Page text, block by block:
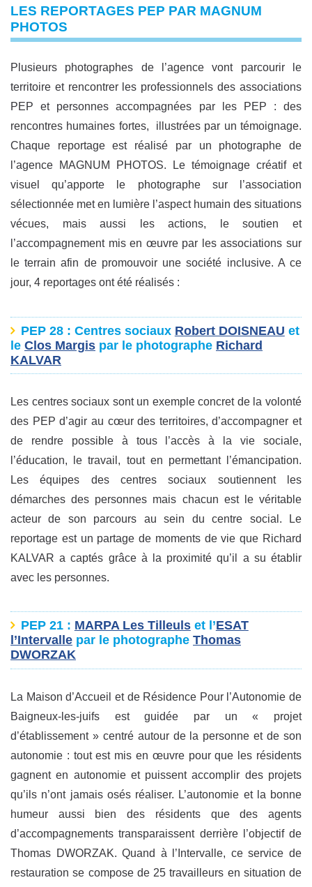
LES REPORTAGES PEP PAR MAGNUM
PHOTOS
Plusieurs photographes de l’agence vont parcourir le
territoire et rencontrer les professionnels des associations
PEP et personnes accompagnées par les PEP : des
rencontres humaines fortes, illustrées par un témoignage.
Chaque reportage est réalisé par un photographe de
l’agence MAGNUM PHOTOS. Le témoignage créatif et
visuel qu’apporte le photographe sur l’association
sélectionnée met en lumière l’aspect humain des situations
vécues, mais aussi les actions, le soutien et
l’accompagnement mis en œuvre par les associations sur
le terrain afin de promouvoir une société inclusive. A ce
jour, 4 reportages ont été réalisés :
PEP 28: Centres sociaux Robert DOISNEAU et
le Clos Margis par le photographe Richard
KALVAR
Les centres sociaux sont un exemple concret de la volonté
des PEP d’agir au cœur des territoires, d’accompagner et
de rendre possible à tous l’accès à la vie sociale,
l’éducation, le travail, tout en permettant l’émancipation.
Les équipes des centres sociaux soutiennent les
démarches des personnes mais chacun est le véritable
acteur de son parcours au sein du centre social. Le
reportage est un partage de moments de vie que Richard
KALVAR a captés grâce à la proximité qu’il a su établir
avec les personnes.
PEP 21: MARPA Les Tilleulset l’ESAT
l’Intervalle par le photographe Thomas
DWORZAK
La Maison d’Accueil et de Résidence Pour l’Autonomie de
Baigneux-les-juifs est guidée par un « projet
d’établissement » centré autour de la personne et de son
autonomie : tout est mis en œuvre pour que les résidents
gagnent en autonomie et puissent accomplir des projets
qu’ils n’ont jamais osés réaliser. L’autonomie et la bonne
humeur aussi bien des résidents que des agents
d’accompagnements transparaissent derrière l’objectif de
Thomas DWORZAK. Quand à l’Intervalle, ce service de
restauration se compose de 25 travailleurs en situation de